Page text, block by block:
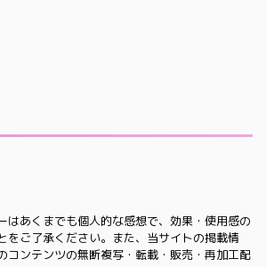
はあくまでも個人的な感想で、効果・使用感の
をご了承ください。また、当サイトの掲載情
コンテンツの無断複写・転載・販売・再加工配